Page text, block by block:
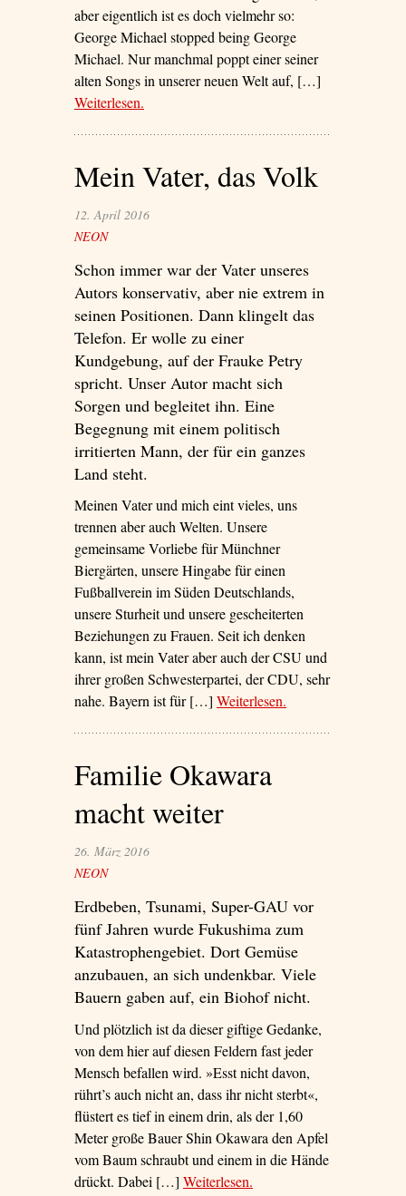
aber eigentlich ist es doch vielmehr so:
George Michael stopped being George
Michael. Nur manchmal poppt einer seiner
alten Songs in unserer neuen Welt auf, […]
Weiterlesen– ‘Freedom 2016’
.
Mein Vater, das Volk
12. April 2016
NEON
Schon immer war der Vater unseres
Autors konservativ, aber nie extrem in
seinen Positionen. Dann klingelt das
Telefon. Er wolle zu einer
Kundgebung, auf der Frauke Petry
spricht. Unser Autor macht sich
Sorgen und begleitet ihn. Eine
Begegnung mit einem politisch
irritierten Mann, der für ein ganzes
Land steht.
Meinen Vater und mich eint vieles, uns
trennen aber auch Welten. Unsere
gemeinsame Vorliebe für Münchner
Biergärten, unsere Hingabe für einen
Fußballverein im Süden Deutschlands,
unsere Sturheit und unsere gescheiterten
Beziehungen zu Frauen. Seit ich denken
kann, ist mein Vater aber auch der CSU und
ihrer großen Schwesterpartei, der CDU, sehr
nahe. Bayern ist für […] Weiterlesen– ‘Mein Vater, das
.
Familie Okawara
macht weiter
26. März 2016
NEON
Erdbeben, Tsunami, Super-GAU vor
fünf Jahren wurde Fukushima zum
Katastrophengebiet. Dort Gemüse
anzubauen, an sich undenkbar. Viele
Bauern gaben auf, ein Biohof nicht.
Und plötzlich ist da dieser giftige Gedanke,
von dem hier auf diesen Feldern fast jeder
Mensch befallen wird. »Esst nicht davon,
rührt’s auch nicht an, dass ihr nicht sterbt«,
flüstert es tief in einem drin, als der 1,60
Meter große Bauer Shin Okawara den Apfel
vom Baum schraubt und einem in die Hände
drückt. Dabei […] Weiterlesen– ‘Familie Okawara macht
.